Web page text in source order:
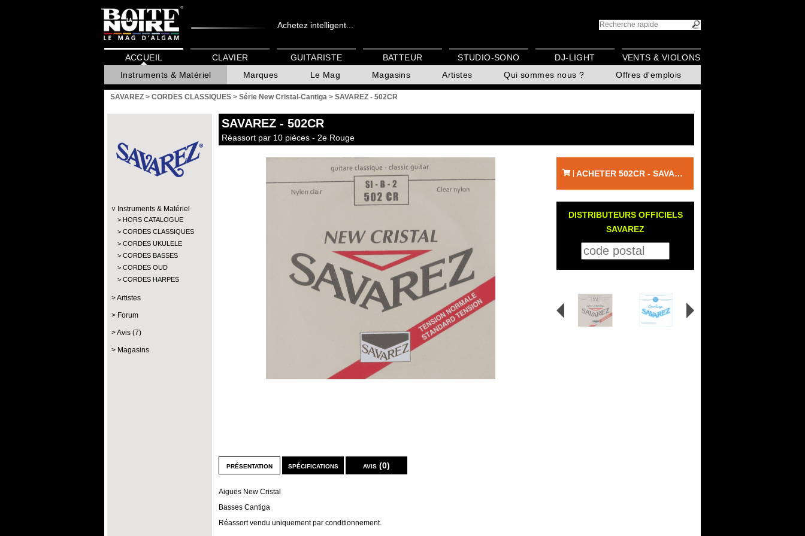
Achetez intelligent...
ACCUEIL
Instruments & Matériel
Marques Le Mag Magasins Artistes Qui sommes nous ? Offres d'emplois
CLAVIER GUITARISTE BATTEUR STUDIO-SONO DJ-LIGHT VENTS & VIOLONS
SAVAREZ > CORDES CLASSIQUES > Série New Cristal-Cantiga > SAVAREZ - 502CR
Instruments & Matériel
HORS CATALOGUE
CORDES CLASSIQUES
CORDES UKULELE
CORDES BASSES
CORDES OUD
CORDES HARPES
Artistes
Forum
Avis (7)
Magasins
SAVAREZ - 502CR
Réassort par 10 pièces - 2e Rouge
présentation
Aiguës New Cristal
Basses Cantiga
Réassort vendu uniquement par conditionnement.
spécifications avis (0)
ACHETER 502CR - SAVAREZ
DISTRIBUTEURS OFFICIELS
SAVAREZ